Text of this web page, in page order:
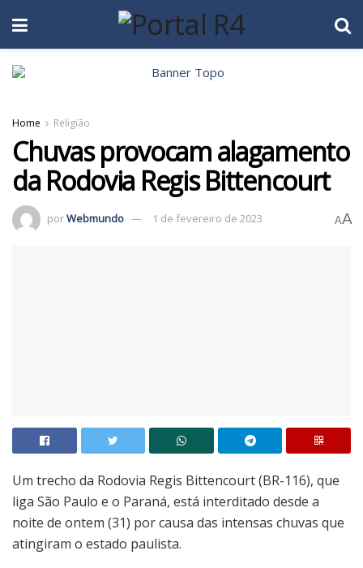
Home Religião
Chuvas provocam alagamento
da Rodovia Regis Bittencourt
porWebmundo 1 de fevereiro de 2023 AA
Um trecho da Rodovia Regis Bittencourt (BR-116), que
liga São Paulo e o Paraná, está interditado desde a
noite de ontem (31) por causa das intensas chuvas que
atingiram o estado paulista.